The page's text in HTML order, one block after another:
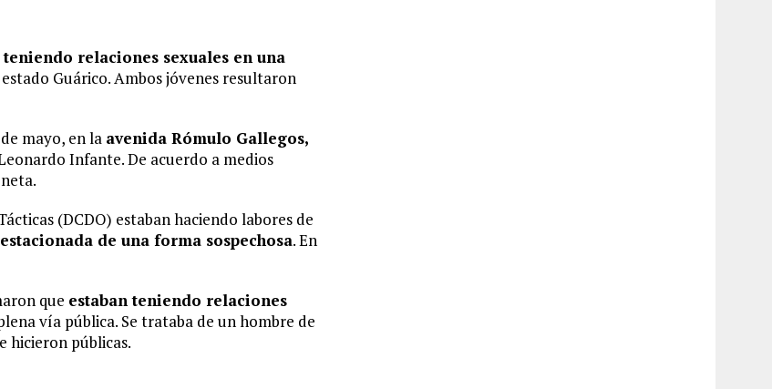
relaciones sexuales en una
Guárico. Ambos jóvenes resultaron
mayo, en la avenida Rómulo Gallegos,
Infante. De acuerdo a medios
(DCDO) estaban haciendo labores de
de una forma sospechosa. En
que estaban teniendo relaciones
vía pública. Se trataba de un hombre de
hicieron públicas.